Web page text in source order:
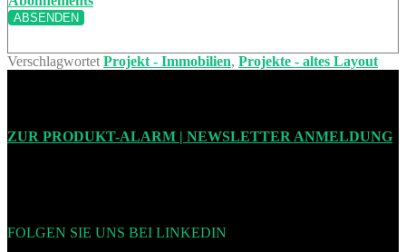
Verschlagwortet Projekt - Immobilien, Projekte - altes Layout
ZUR PRODUKT-ALARM | NEWSLETTER ANMELDUNG
FOLGEN SIE UNS BEI LINKEDIN